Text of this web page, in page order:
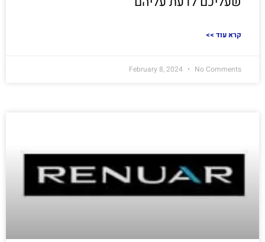
<< קרא עוד
February 8, 2024 No Comments